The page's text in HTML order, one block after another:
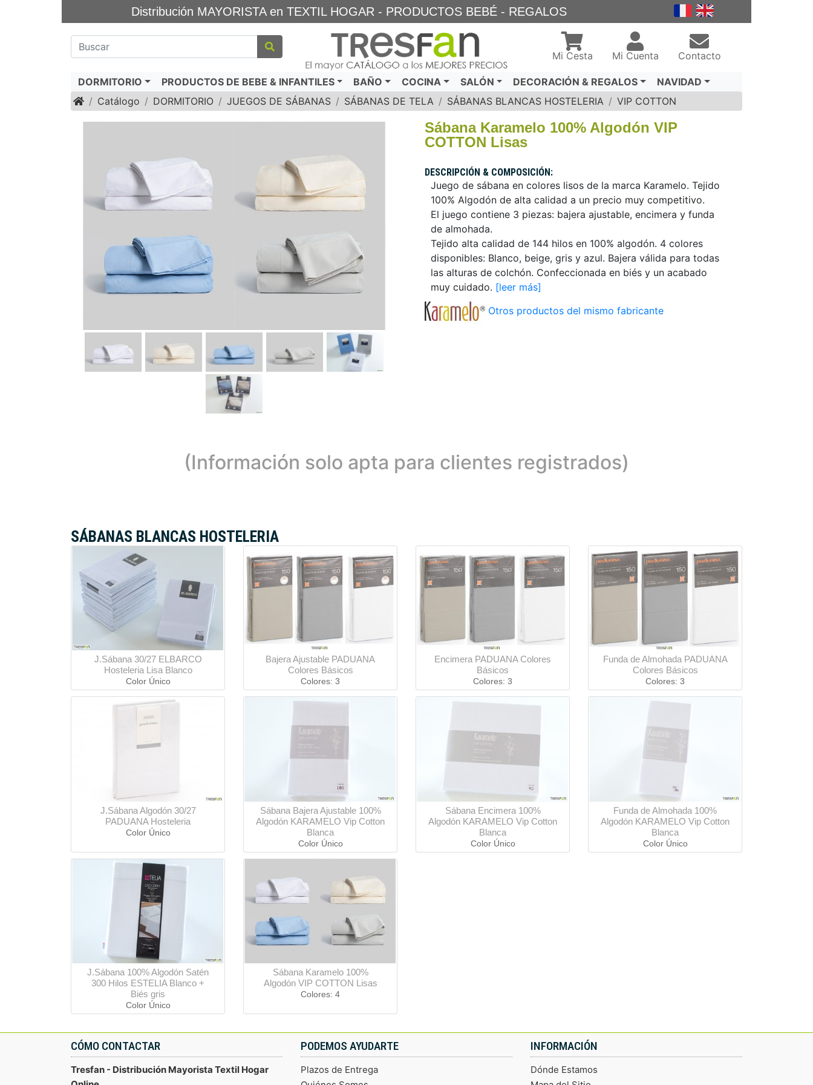
Distribución MAYORISTA en TEXTIL HOGAR - PRODUCTOS BEBÉ - REGALOS
Mi Cesta Mi Cuenta Contacto
DORMITORIO PRODUCTOS DE BEBE & INFANTILES BAÑO COCINA SALÓN DECORACIÓN & REGALOS
NAVIDAD
InicioCatálogo DORMITORIO JUEGOS DE SÁBANAS SÁBANAS DE TELA SÁBANAS BLANCAS HOSTELERIA VIP COTTON
Sábana Karamelo 100% Algodón VIP
COTTON Lisas
DESCRIPCIÓN & COMPOSICIÓN:
Juego de sábana en colores lisos de la marca Karamelo. Tejido
100% Algodón de alta calidad a un precio muy competitivo.
El juego contiene 3 piezas: bajera ajustable, encimera y funda
de almohada.
Tejido alta calidad de 144 hilos en 100% algodón. 4 colores
disponibles: Blanco, beige, gris y azul. Bajera válida para todas
las alturas de colchón. Confeccionada en biés y un acabado
muy cuidado. [leer más]
Otros productos del mismo fabricante
(Información solo apta para clientes registrados)
SÁBANAS BLANCAS HOSTELERIA
J.Sábana 30/27 ELBARCO
Hosteleria Lisa Blanco
Color Único
Bajera Ajustable PADUANA
Colores Básicos
Colores: 3
Encimera PADUANA Colores
Básicos
Colores: 3
Funda de Almohada PADUANA
Colores Básicos
Colores: 3
J.Sábana Algodón 30/27
PADUANA Hosteleria
Color Único
Sábana Bajera Ajustable 100%
Algodón KARAMELO Vip Cotton
Blanca
Color Único
Sábana Encimera 100%
Algodón KARAMELO Vip Cotton
Blanca
Color Único
Funda de Almohada 100%
Algodón KARAMELO Vip Cotton
Blanca
Color Único
J.Sábana 100% Algodón Satén
300 Hilos ESTELIA Blanco +
Biés gris
Color Único
Sábana Karamelo 100%
Algodón VIP COTTON Lisas
Colores: 4
CÓMO CONTACTAR
Tresfan - Distribución Mayorista Textil Hogar
PODEMOS AYUDARTE
Plazos de Entrega
INFORMACIÓN
Dónde Estamos